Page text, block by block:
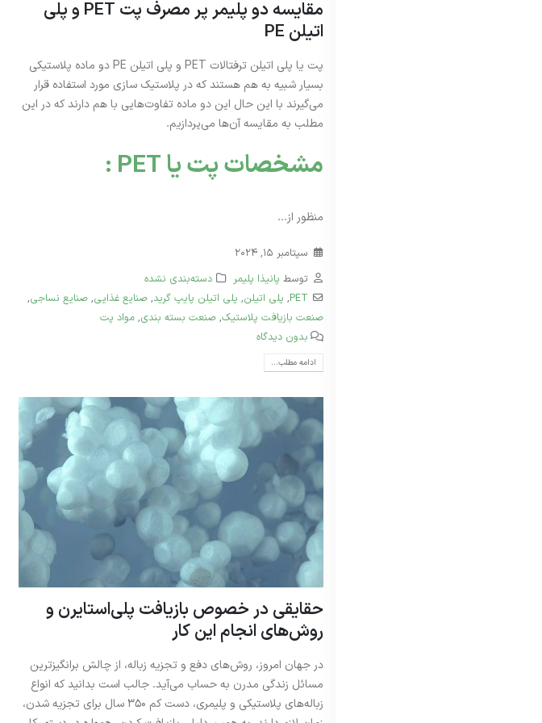
مقایسه دو پلیمر پر مصرف پت PET و پلی
اتیلن PE
پت یا پلی اتیلن ترفتالات PET و پلی اتیلن PE دو ماده پلاستیکی
بسیار شبیه به هم هستند که در پلاستیک سازی مورد استفاده قرار
می‌گیرند با این حال این دو ماده تفاوت‌هایی با هم دارند که در این
مطلب به مقایسه آن‌ها می‌پردازیم.
مشخصات پت یا PET :
منظور از...
سپتامبر 15, 2024
توسط پانیذا پلیمر
دسته‌بندی نشده
PET
, پلی‌ اتیلن, پلی اتیلن پایپ گرید, صنایع غذایی, صنایع نساجی,
صنعت بازیافت پلاستیک, صنعت بسته بندی, مواد پت
بدون دیدگاه
ادامه مطلب...
حقایقی در خصوص بازیافت پلی‌استایرن و
روش‌های انجام این کار
در جهان امروز، روش‌های دفع و تجزیه زباله، از چالش برانگیزترین
مسائل زندگی مدرن به حساب می‌آید. جالب است بدانید که انواع
زباله‌های پلاستیکی و پلیمری، دست کم 350 سال برای تجزیه شدن،
ژوئن 28, 2026